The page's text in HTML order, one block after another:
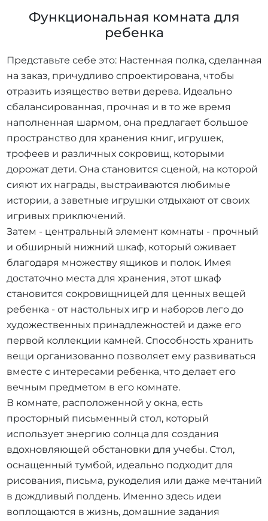
Функциональная комната для
ребенка
Представьте себе это: Настенная полка, сделанная
на заказ, причудливо спроектирована, чтобы
отразить изящество ветви дерева. Идеально
сбалансированная, прочная и в то же время
наполненная шармом, она предлагает большое
пространство для хранения книг, игрушек,
трофеев и различных сокровищ, которыми
дорожат дети. Она становится сценой, на которой
сияют их награды, выстраиваются любимые
истории, а заветные игрушки отдыхают от своих
игривых приключений.
Затем - центральный элемент комнаты - прочный
и обширный нижний шкаф, который оживает
благодаря множеству ящиков и полок. Имея
достаточно места для хранения, этот шкаф
становится сокровищницей для ценных вещей
ребенка - от настольных игр и наборов лего до
художественных принадлежностей и даже его
первой коллекции камней. Способность хранить
вещи организованно позволяет ему развиваться
вместе с интересами ребенка, что делает его
вечным предметом в его комнате.
В комнате, расположенной у окна, есть
просторный письменный стол, который
использует энергию солнца для создания
вдохновляющей обстановки для учебы. Стол,
оснащенный тумбой, идеально подходит для
рисования, письма, рукоделия или даже мечтаний
в дождливый полдень. Именно здесь идеи
воплощаются в жизнь, домашние задания